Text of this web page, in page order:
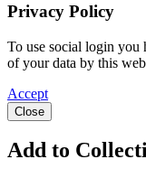
Privacy Policy
To use social login you
of your data by this
Accept
Close
Add to